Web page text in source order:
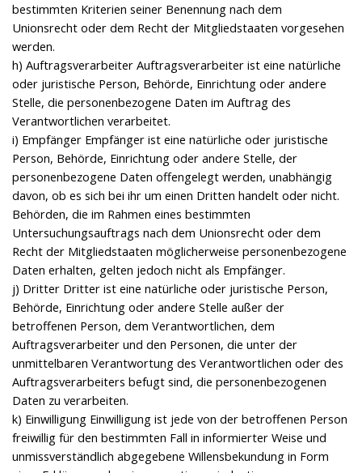
bestimmten Kriterien seiner Benennung nach dem
Unionsrecht oder dem Recht der Mitgliedstaaten vorgesehen
werden.
h) Auftragsverarbeiter Auftragsverarbeiter ist eine natürliche
oder juristische Person, Behörde, Einrichtung oder andere
Stelle, die personenbezogene Daten im Auftrag des
Verantwortlichen verarbeitet.
i) Empfänger Empfänger ist eine natürliche oder juristische
Person, Behörde, Einrichtung oder andere Stelle, der
personenbezogene Daten offengelegt werden, unabhängig
davon, ob es sich bei ihr um einen Dritten handelt oder nicht.
Behörden, die im Rahmen eines bestimmten
Untersuchungsauftrags nach dem Unionsrecht oder dem
Recht der Mitgliedstaaten möglicherweise personenbezogene
Daten erhalten, gelten jedoch nicht als Empfänger.
j) Dritter Dritter ist eine natürliche oder juristische Person,
Behörde, Einrichtung oder andere Stelle außer der
betroffenen Person, dem Verantwortlichen, dem
Auftragsverarbeiter und den Personen, die unter der
unmittelbaren Verantwortung des Verantwortlichen oder des
Auftragsverarbeiters befugt sind, die personenbezogenen
Daten zu verarbeiten.
k) Einwilligung Einwilligung ist jede von der betroffenen Person
freiwillig für den bestimmten Fall in informierter Weise und
unmissverständlich abgegebene Willensbekundung in Form